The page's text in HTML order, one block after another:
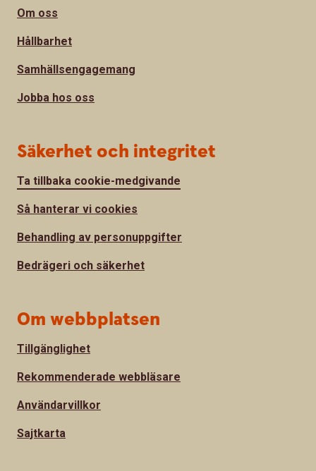
Om oss
Hållbarhet
Samhällsengagemang
Jobba hos oss
Säkerhet och integritet
Ta tillbaka cookie-medgivande
Så hanterar vi cookies
Behandling av personuppgifter
Bedrägeri och säkerhet
Om webbplatsen
Tillgänglighet
Rekommenderade webbläsare
Användarvillkor
Sajtkarta